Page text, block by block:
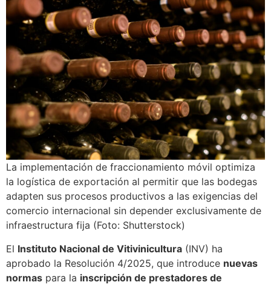
La implementación de fraccionamiento móvil optimiza
la logística de exportación al permitir que las bodegas
adapten sus procesos productivos a las exigencias del
comercio internacional sin depender exclusivamente de
infraestructura fija (Foto: Shutterstock)
El Instituto Nacional de Vitivinicultura (INV) ha
aprobado la Resolución 4/2025, que introduce nuevas
normas para la inscripción de prestadores de